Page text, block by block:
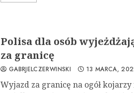
Polisa dla osób
za granicę
GABRJELCZERWINSKI 13 MARCA,
Wyjazd za granicę na ogół kojarzy